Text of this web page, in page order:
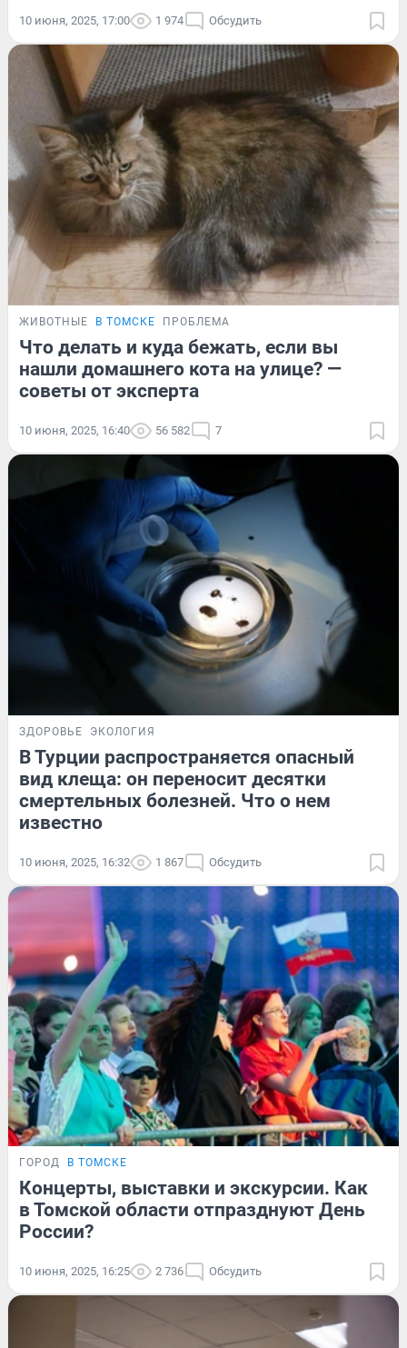
10 июня, 2025, 17:00 1 974 Обсудить
ЖИВОТНЫЕ В ТОМСКЕ ПРОБЛЕМА
Что делать и куда бежать, если вы
нашли домашнего кота на улице? —
советы от эксперта
10 июня, 2025, 16:40 56 582 7
ЗДОРОВЬЕ ЭКОЛОГИЯ
В Турции распространяется опасный
вид клеща: он переносит десятки
смертельных болезней. Что о нем
известно
10 июня, 2025, 16:32 1 867 Обсудить
ГОРОД В ТОМСКЕ
Концерты, выставки и экскурсии. Как
в Томской области отпразднуют День
России?
10 июня, 2025, 16:25 2 736 Обсудить